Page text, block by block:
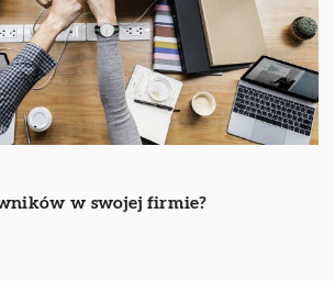
w swojej firmie?